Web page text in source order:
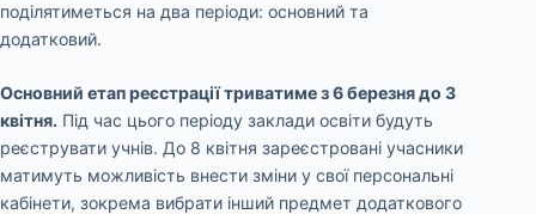
поділятиметься на два періоди: основний та
додатковий.
Основний етап реєстрації триватиме з 6 березня до 3
квітня. Під час цього періоду заклади освіти будуть
реєструвати учнів. До 8 квітня зареєстровані учасники
матимуть можливість внести зміни у свої персональні
кабінети, зокрема вибрати інший предмет додаткового